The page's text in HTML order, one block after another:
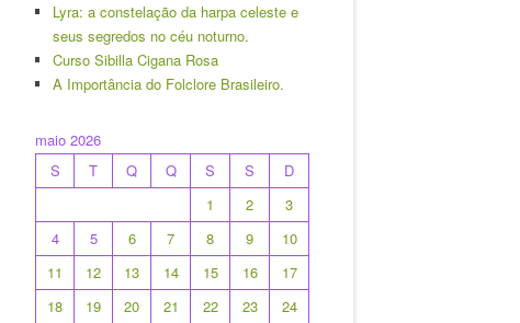
Lyra: a constelação da harpa celeste e
seus segredos no céu noturno.
Curso Sibilla Cigana Rosa
A Importância do Folclore Brasileiro.
maio 2026
S
T Q Q S S
D
1
2
3
4
5 6 7 8 9
10
11
12 13 14 15 16
17
18
19 20 21 22 23
24